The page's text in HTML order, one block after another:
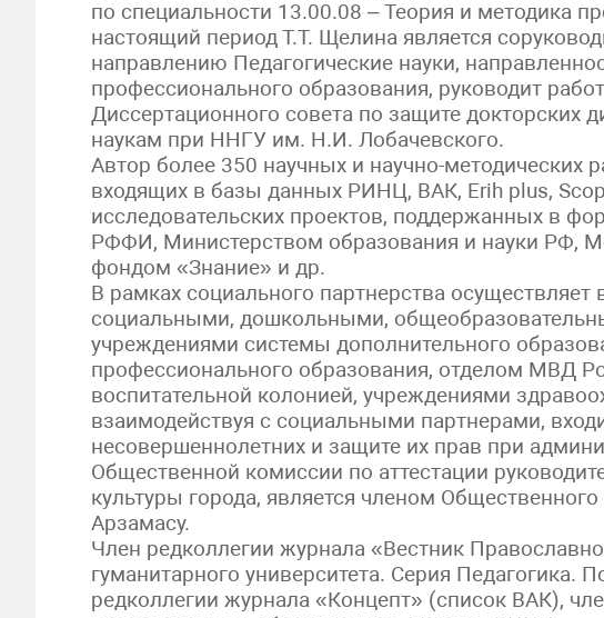
по специальности 13.00.08 – Теория и методика
настоящий период Т.Т. Щелина является
направлению Педагогические науки,
профессионального образования, руководит
Диссертационного совета по защите докторских
наукам при ННГУ им. Н.И. Лобачевского.
Автор более 350 научных и научно-методических
входящих в базы данных РИНЦ, ВАК, Erih plus,
исследовательских проектов, поддержанных в
РФФИ, Министерством образования и науки РФ,
фондом «Знание» и др.
В рамках социального партнерства
социальными, дошкольными,
учреждениями системы дополнительного
профессионального образования, отделом МВД
воспитательной колонией, учреждениями
взаимодействуя с социальными партнерами,
несовершеннолетних и защите их прав при
Общественной комиссии по аттестации
культуры города, является членом
Арзамасу.
Член редколлегии журнала «Вестник
гуманитарного университета. Серия Педагогика.
редколлегии журнала «Концепт» (список ВАК),